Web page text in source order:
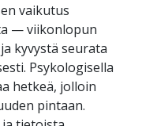
vaikutus
— viikonlopun
kyvystä seurata
Psykologisella
hetkeä, jolloin
pintaan.